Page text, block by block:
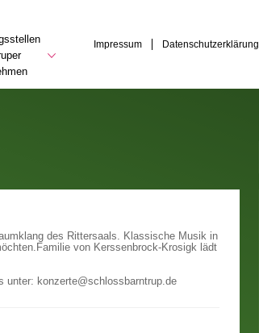
Impressum Datenschutzerklärung
des Rittersaals. Klassische Musik in
Familie von Kerssenbrock-Krosigk lädt
unter: konzerte@schlossbarntrup.de